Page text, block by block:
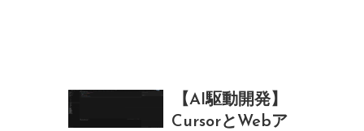
【AI駆動開発】
CursorとWebア